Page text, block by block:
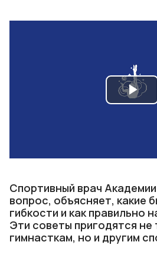
Спортивный врач
вопрос, объясняет, какие
гибкости и как правильно
Эти советы пригодятся не
гимнасткам, но и другим